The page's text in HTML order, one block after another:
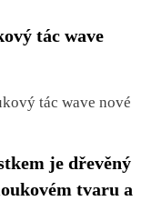
tác wave
je dřevěný
tvaru a